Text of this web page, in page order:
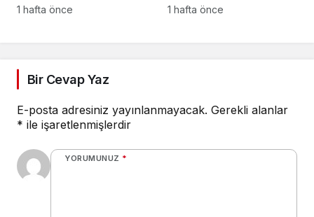
ettiler:
1 hafta önce
kurtarıldı
1 hafta önce
Bir Cevap Yaz
E-posta adresiniz yayınlanmayacak. Gerekli alanlar
* ile işaretlenmişlerdir
YORUMUNUZ *